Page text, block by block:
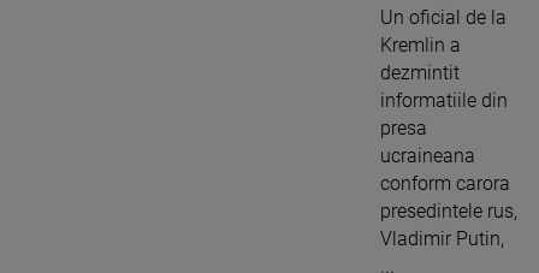
Un oficial de la
Kremlin a
dezmintit
informatiile din
presa
ucraineana
conform carora
presedintele rus,
Vladimir Putin,